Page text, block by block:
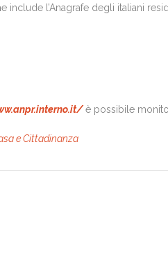
include l’Anagrafe degli italiani
è possibile
e Cittadinanza